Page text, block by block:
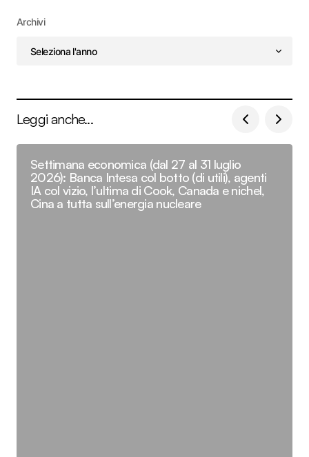
Archivi
Leggi anche...
Settimana economica (dal 27 al 31 luglio
2026): Banca Intesa col botto (di utili), agenti
IA col vizio, l’ultima di Cook, Canada e nichel,
Cina a tutta sull’energia nucleare